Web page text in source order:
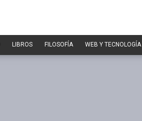
LIBROS FILOSOFÍA WEB Y TECNOLOGÍA